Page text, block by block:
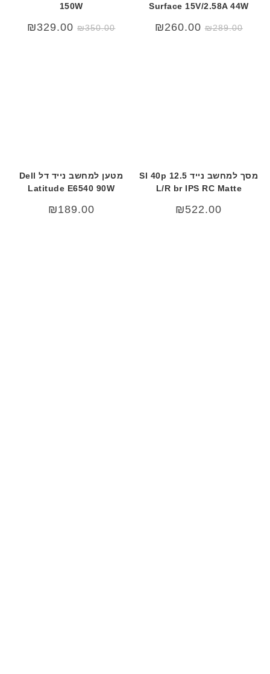
Surface 15V/2.58A 44W
₪289.00
המחיר
המקורי
₪260.00
150W
₪350.00
המחיר
המקורי
₪329.00
המחיר
הנוכחי
מסך למחשב נייד 12.5 Sl 40p
L/R br IPS RC Matte
₪522.00
מטען למחשב נייד דל Dell
Latitude E6540 90W
₪189.00